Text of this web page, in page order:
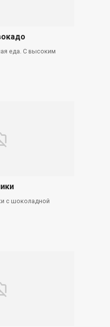
еда. С высоким
с шоколадной